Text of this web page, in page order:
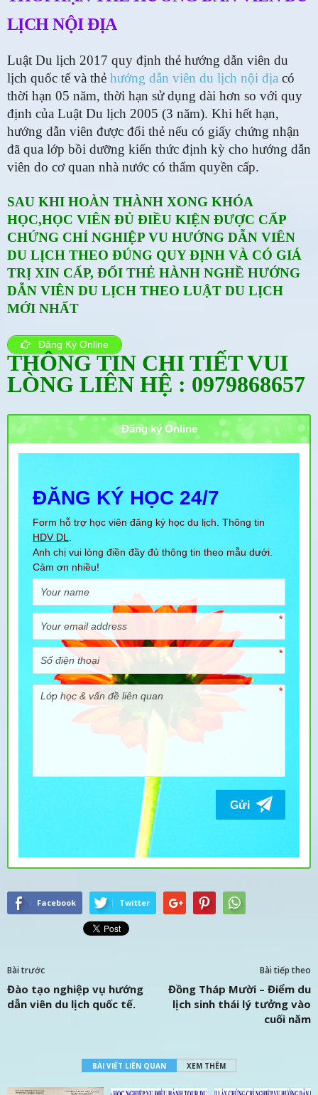
LỊCH NỘI ĐỊA
Luật Du lịch 2017 quy định thẻ hướng dẫn viên du
lịch quốc tế và thẻ hướng dẫn viên du lịch nội địa có
thời hạn 05 năm, thời hạn sử dụng dài hơn so với quy
định của Luật Du lịch 2005 (3 năm). Khi hết hạn,
hướng dẫn viên được đổi thẻ nếu có giấy chứng nhận
đã qua lớp bồi dưỡng kiến thức định kỳ cho hướng dẫn
viên do cơ quan nhà nước có thẩm quyền cấp.
SAU KHI HOÀN THÀNH XONG KHÓA
HỌC,HỌC VIÊN ĐỦ ĐIỀU KIỆN ĐƯỢC CẤP
CHỨNG CHỈ NGHIỆP VU HƯỚNG DẪN VIÊN
DU LỊCH THEO ĐÚNG QUY ĐỊNH VÀ CÓ GIÁ
TRỊ XIN CẤP, ĐỔI THẺ HÀNH NGHỀ HƯỚNG
DẪN VIÊN DU LỊCH THEO LUẬT DU LỊCH
MỚI NHẤT
Đăng Ký Online
THÔNG TIN CHI TIẾT VUI
LÒNG LIÊN HỆ : 0979868657
Đăng ký Online
Facebook Twitter
Bài trước
Đào tạo nghiệp vụ hướng
dẫn viên du lịch quốc tế.
Bài tiếp theo
Đồng Tháp Mười – Điểm du
lịch sinh thái lý tưởng vào
cuối năm
BÀI VIẾT LIÊN QUAN XEM THÊM